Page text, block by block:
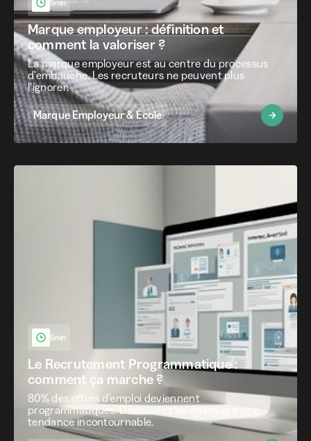
5min
Marque employeur : définition et
comment la valoriser ?
La marque employeur est au centre du processus
d'embauche. Les recruteurs ne peuvent plus
l'ignorer.
Marque Employeur & École
5min
Le Recrutement Programmatique :
comment ça marche ?
80% des offres d'emploi deviennent
programmatiques. Découvrez les dessous d'une
tendance incontournable.